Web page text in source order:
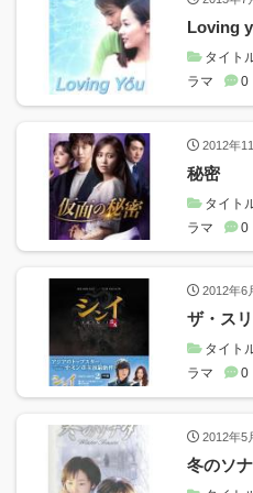
Loving
タイト
ラマ
0
2012年
秘密
タイト
ラマ
0
2012年6
ザ・ス
タイト
ラマ
0
2012年5
冬のソ